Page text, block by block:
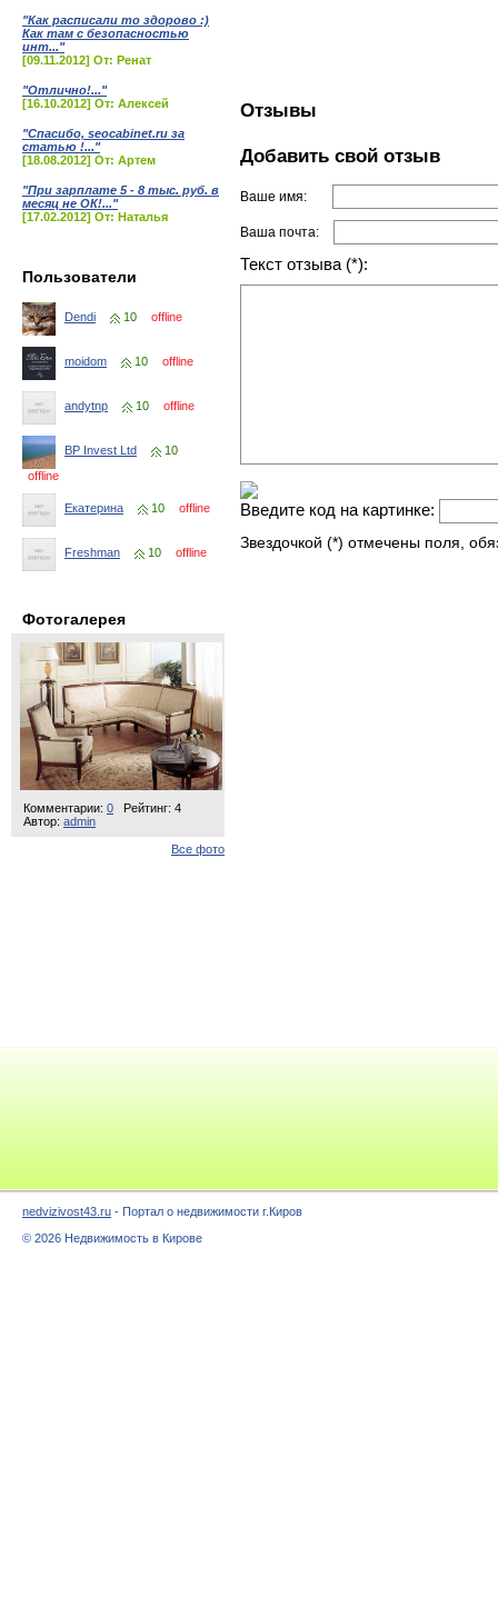
"Как расписали то здорово :)
Как там с безопасностью
инт..."
[09.11.2012] От: Ренат
"Отлично!..."
[16.10.2012] От: Алексей
"Спасибо, seocabinet.ru за
статью !..."
[18.08.2012] От: Артем
"При зарплате 5 - 8 тыс. руб. в
месяц не ОК!..."
[17.02.2012] От: Наталья
Пользователи
Dendi 10 offline
moidom 10 offline
andytnp 10 offline
BP Invest Ltd
10
offline
Екатерина 10 offline
Freshman 10 offline
Фотогалерея
Комментарии: 0
Рейтинг: 4
Автор: admin
Все фото
Отзывы
Добавить свой отзыв
Ваше имя:
Ваша почта:
Текст отзыва (*):
Введите код на картинке:
Звездочкой (*) отмечены поля,
nedvizivost43.ru - Портал о недвижимости г.Киров
© 2026 Недвижимость в Кирове